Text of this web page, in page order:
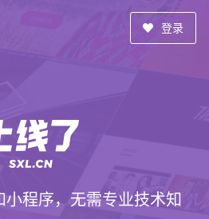
登录
程序，无需专业技术知